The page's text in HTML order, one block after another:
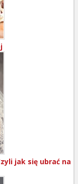
jak się ubrać na